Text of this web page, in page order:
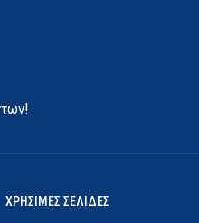
ΧΡΗΣΙΜΕΣ ΣΕΛΙΔΕΣ